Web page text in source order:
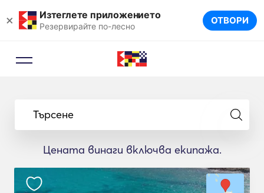
× Изтеглете приложението
Резервирайте по-лесно ОТВОРИ
Търсене
Цената винаги включва екипажа.